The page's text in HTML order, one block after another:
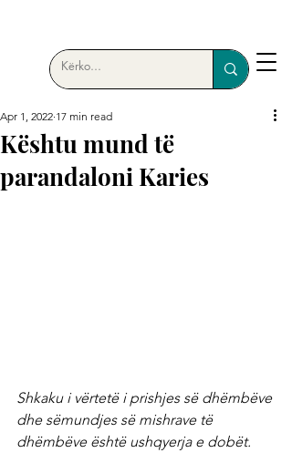
Kështu mund të
parandaloni Karies
Apr 1, 2022 17 min read
Shkaku i vërtetë i prishjes së dhëmbëve
dhe sëmundjes së mishrave të
dhëmbëve është ushqyerja e dobët.